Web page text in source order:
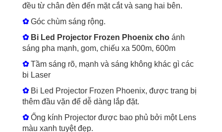
đều từ chân đèn đến mặt cắt và sang hai bên.
✿Góc chùm sáng rộng.
✿ Bi Led Projector Frozen Phoenix cho ánh
sáng pha mạnh, gom, chiếu xa 500m, 600m
✿Tầm sáng rõ, mạnh và sáng không khác gì các
bi Laser
✿Bi Led Projector Frozen Phoenix, được trang bị
thêm đầu vặn để dễ dàng lắp đặt.
✿Ống kính Projector được bao phủ bởi một Lens
màu xanh tuyệt đẹp.